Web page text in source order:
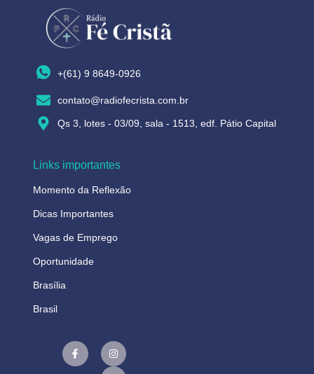
+(61) 9 8649-0926
contato@radiofecrista.com.br
Qs 3, lotes - 03/09, sala - 1513, edf. Pátio Capital
Links importantes
Momento da Reflexão
Dicas Importantes
Vagas de Emprego
Oportunidade
Brasília
Brasil